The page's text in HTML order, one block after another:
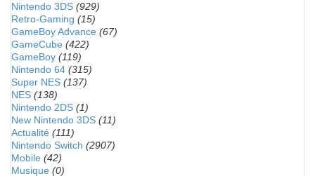
Nintendo 3DS (929)
Retro-Gaming (15)
GameBoy Advance (67)
GameCube (422)
GameBoy (119)
Nintendo 64 (315)
Super NES (137)
NES (138)
Nintendo 2DS (1)
New Nintendo 3DS (11)
Actualité (111)
Nintendo Switch (2907)
Mobile (42)
Musique (0)